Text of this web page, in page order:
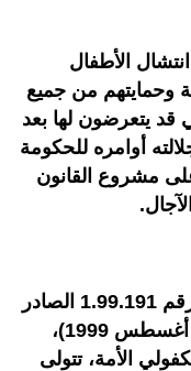
الأطفال
وحمايتهم من جميع
قد يتعرضون لها بعد
أوامره للحكومة
مشروع القانون
وحسب ما جاء في الظهير الشريف رقم 1.99.191 الصادر
في 13 من جمادى الأولى 1420 (25 أغسطس 1999)،
المتعلق بمكفولي الأمة، تتولى